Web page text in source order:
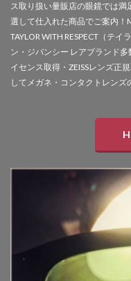
ス取り扱い量販店の眼鏡では
選して仕入れた商品でご案内！
TAYLOR WITH RESPECT（テ
ン・ジバンシー レアブランド
イセンス取得・ZEISSレンズ正
してメガネ・コンタクトレンズ